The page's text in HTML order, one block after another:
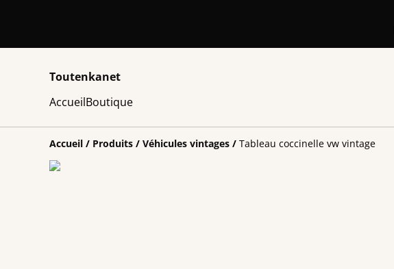
Toutenkanet
AccueilBoutique
Accueil / Produits / Véhicules vintages / Tableau coccinelle vw vintage